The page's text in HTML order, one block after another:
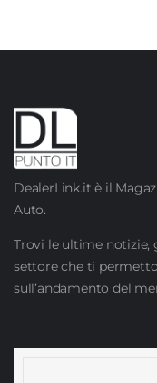
DealerLink.it è il
Auto.
Trovi le ultime notizie,
settore che ti
sull’andamento del